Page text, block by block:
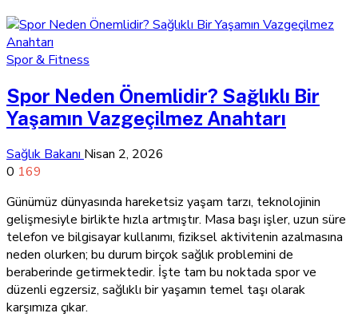
Spor & Fitness
Spor Neden Önemlidir? Sağlıklı Bir
Yaşamın Vazgeçilmez Anahtarı
Sağlık Bakanı Nisan 2, 2026
0 169
Günümüz dünyasında hareketsiz yaşam tarzı, teknolojinin
gelişmesiyle birlikte hızla artmıştır. Masa başı işler, uzun süre
telefon ve bilgisayar kullanımı, fiziksel aktivitenin azalmasına
neden olurken; bu durum birçok sağlık problemini de
beraberinde getirmektedir. İşte tam bu noktada spor ve
düzenli egzersiz, sağlıklı bir yaşamın temel taşı olarak
karşımıza çıkar.